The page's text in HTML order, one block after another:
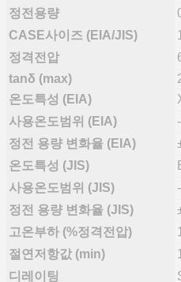
정전용량
CASE사이즈 (EIA/JIS)
정격전압
tanδ (max)
온도특성 (EIA)
사용온도범위 (EIA)
정전 용량 변화율 (EIA)
온도특성 (JIS)
사용온도범위 (JIS)
정전 용량 변화율 (JIS)
고온부하 (%정격전압)
절연저항값 (min)
디레이팅